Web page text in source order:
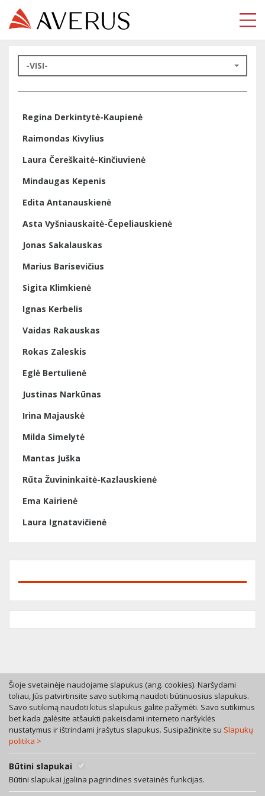
-VISI-
Regina Derkintytė-Kaupienė
Raimondas Kivylius
Laura Čereškaitė-Kinčiuvienė
Mindaugas Kepenis
Edita Antanauskienė
Asta Vyšniauskaitė-Čepeliauskienė
Jonas Sakalauskas
Marius Barisevičius
Sigita Klimkienė
Ignas Kerbelis
Vaidas Rakauskas
Rokas Zaleskis
Eglė Bertulienė
Justinas Narkūnas
Irina Majauskė
Milda Simelytė
Mantas Juška
Rūta Žuvininkaitė-Kazlauskienė
Ema Kairienė
Laura Ignatavičienė
Tel. +370 46 246630
Mob. +370 616 53055
A. Rotundo g. 5, LT-01400 Vilnius
Bendra teisinių paslaugų sutartis
Privatumo politika
Facebook
Šioje svetainėje naudojame slapukus (ang. cookies). Naršydami
toliau, Jūs patvirtinsite savo sutikimą naudoti būtinuosius slapukus.
Savo sutikimą naudoti kitus slapukus galite pažymėti. Savo sutikimus
bet kada galėsite atšaukti pakeisdami interneto naršyklės
nustatymus ir ištrindami įrašytus slapukus. Susipažinkite su Slapukų
politika >
Būtini slapukai
Būtini slapukai įgalina pagrindines svetainės funkcijas.